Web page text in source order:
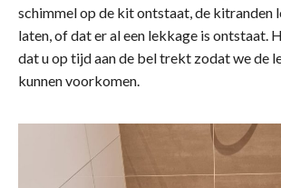
schimmel op de kit ontstaat, de kitranden
laten, of dat er al een lekkage is ontstaat.
dat u op tijd aan de bel trekt zodat we de
kunnen voorkomen.